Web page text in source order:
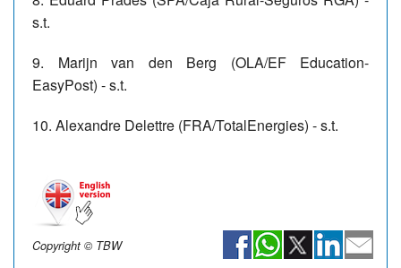
s.t.
9. Marijn van den Berg (OLA/EF Education-
EasyPost) - s.t.
10. Alexandre Delettre (FRA/TotalEnergies) - s.t.
Copyright © TBW